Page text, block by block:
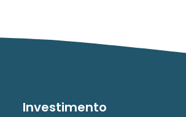
Investimento